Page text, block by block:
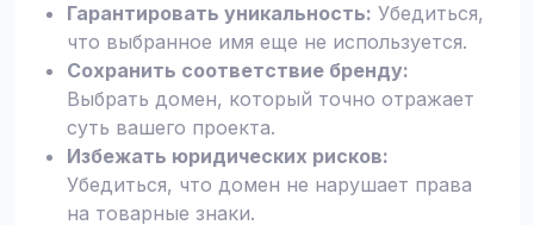
Гарантировать уникальность: Убедиться,
что выбранное имя еще не используется.
Сохранить соответствие бренду:
Выбрать домен, который точно отражает
суть вашего проекта.
Избежать юридических рисков:
Убедиться, что домен не нарушает права
на товарные знаки.